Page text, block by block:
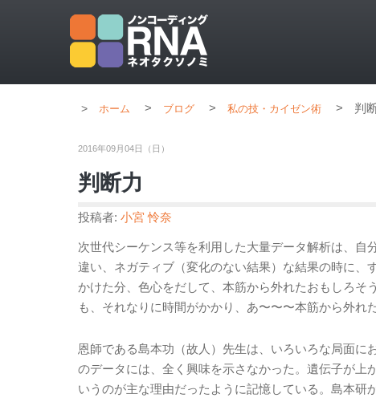
ホーム > ブログ > 私の技・カイゼン術 > 判
2016年09月04日（日）
判断力
投稿者: 小宮 怜奈
次世代シーケンス等を利用した大量データ解析は、
違い、ネガティブ（変化のない結果）な結果の時に
かけた分、色心をだして、本筋から外れたおもしろ
も、それなりに時間がかかり、あ〜〜〜本筋から外れ
恩師である島本功（故人）先生は、いろいろな局面
のデータには、全く興味を示さなかった。遺伝子が
いうのが主な理由だったように記憶している。島本